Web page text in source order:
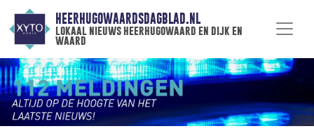
HEERHUGOWAARDSDAGBLAD.NL
lokaal nieuws heerhugowaard en dijk en
waard